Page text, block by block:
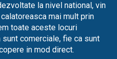
la nivel national, vin
mai mult prin
toate aceste locuri
comerciale, fie ca sunt
in mod direct.